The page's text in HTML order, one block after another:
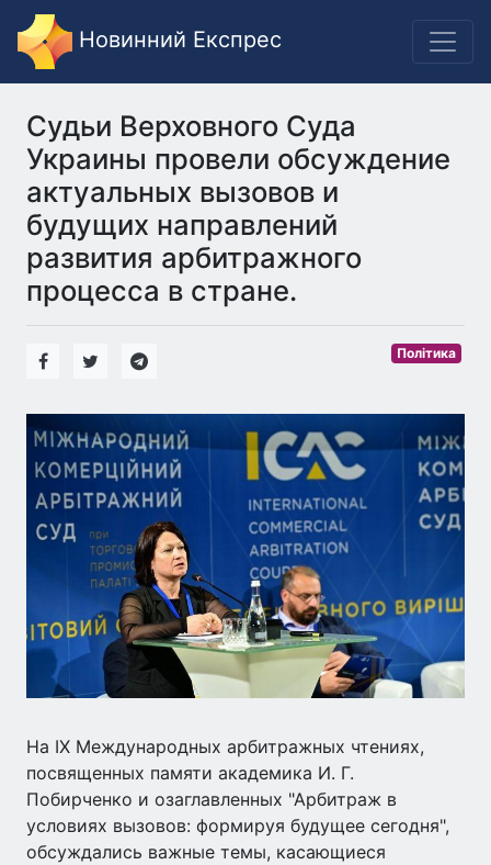
Новинний Експрес
Судьи Верховного Суда
Украины провели обсуждение
актуальных вызовов и
будущих направлений
развития арбитражного
процесса в стране.
Політика
На IX Международных арбитражных чтениях,
посвященных памяти академика И. Г.
Побирченко и озаглавленных "Арбитраж в
условиях вызовов: формируя будущее сегодня",
обсуждались важные темы, касающиеся